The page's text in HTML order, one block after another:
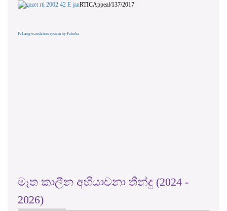
RTICAppeal/137/2017
FaLang translation system by Faboba
මෑත කාලීන අභියාචනා තීන්දු (2024 -
2026)